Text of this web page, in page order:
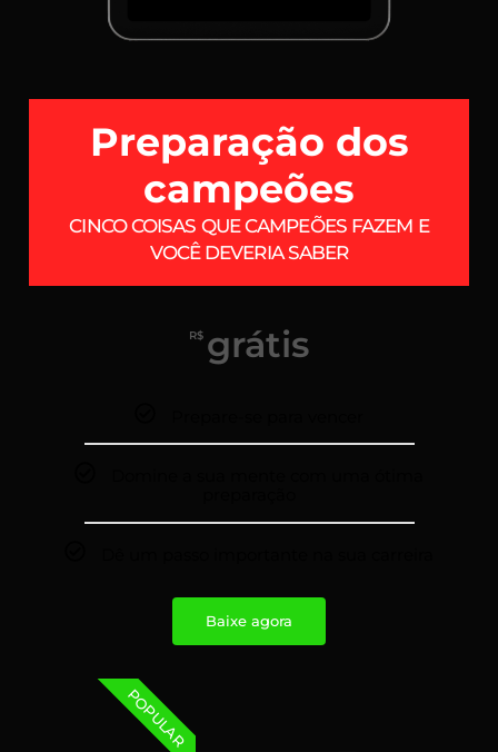
Preparação dos
campeões
CINCO COISAS QUE CAMPEÕES FAZEM E
VOCÊ DEVERIA SABER
R$ grátis
Baixe agora
POPULAR